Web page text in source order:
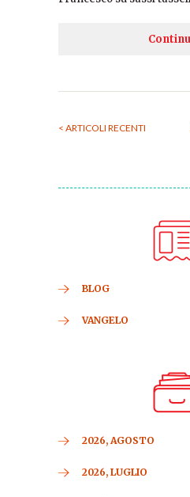
< ARTICOLI RECENTI
BLOG
VANGELO
2026, AGOSTO
2026, LUGLIO